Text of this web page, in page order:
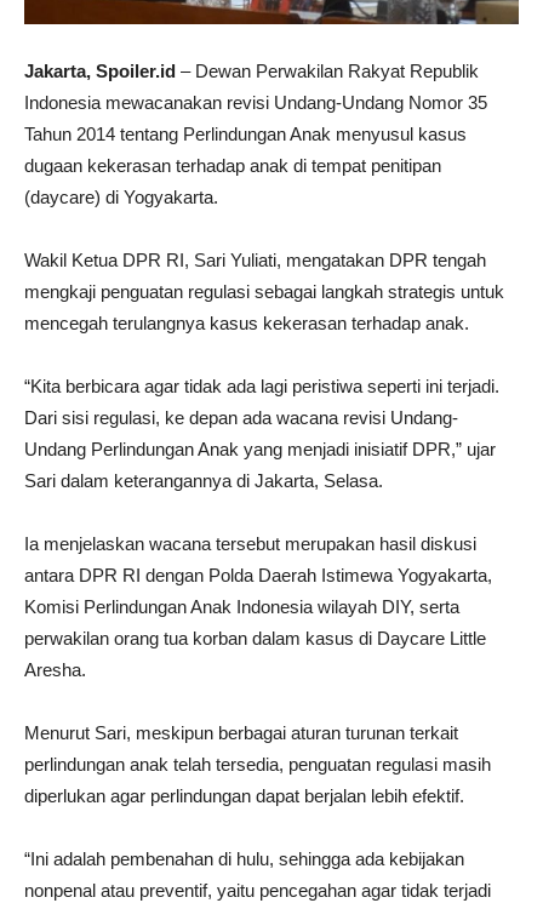
Jakarta, Spoiler.id – Dewan Perwakilan Rakyat Republik
Indonesia mewacanakan revisi Undang-Undang Nomor 35
Tahun 2014 tentang Perlindungan Anak menyusul kasus
dugaan kekerasan terhadap anak di tempat penitipan
(daycare) di Yogyakarta.
Wakil Ketua DPR RI, Sari Yuliati, mengatakan DPR tengah
mengkaji penguatan regulasi sebagai langkah strategis untuk
mencegah terulangnya kasus kekerasan terhadap anak.
“Kita berbicara agar tidak ada lagi peristiwa seperti ini terjadi.
Dari sisi regulasi, ke depan ada wacana revisi Undang-
Undang Perlindungan Anak yang menjadi inisiatif DPR,” ujar
Sari dalam keterangannya di Jakarta, Selasa.
Ia menjelaskan wacana tersebut merupakan hasil diskusi
antara DPR RI dengan Polda Daerah Istimewa Yogyakarta,
Komisi Perlindungan Anak Indonesia wilayah DIY, serta
perwakilan orang tua korban dalam kasus di Daycare Little
Aresha.
Menurut Sari, meskipun berbagai aturan turunan terkait
perlindungan anak telah tersedia, penguatan regulasi masih
diperlukan agar perlindungan dapat berjalan lebih efektif.
“Ini adalah pembenahan di hulu, sehingga ada kebijakan
nonpenal atau preventif, yaitu pencegahan agar tidak terjadi